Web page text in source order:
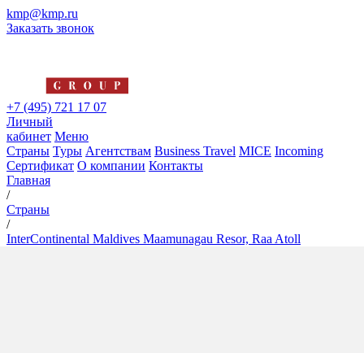
kmp@kmp.ru
Заказать звонок
+7 (495) 721 17 07
Личный
кабинет Меню
Страны Туры Агентствам Business Travel MICE Incoming
Сертификат О компании Контакты
Главная
/
Страны
/
InterContinental Maldives Maamunagau Resor, Raa Atoll